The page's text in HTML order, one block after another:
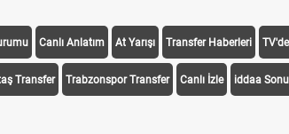
Canlı Anlatım At Yarışı Transfer Haberleri
Transfer Trabzonspor Transfer Canlı İzle iddaa